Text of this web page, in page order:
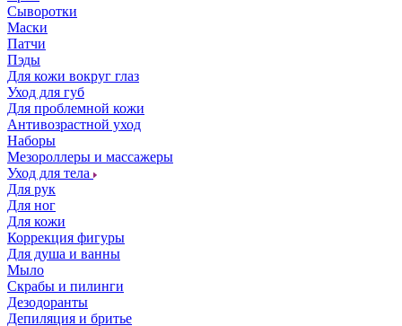
Сыворотки
Маски
Патчи
Пэды
Для кожи вокруг глаз
Уход для губ
Для проблемной кожи
Антивозрастной уход
Наборы
Мезороллеры и массажеры
Уход для тела
Для рук
Для ног
Для кожи
Коррекция фигуры
Для душа и ванны
Мыло
Скрабы и пилинги
Дезодоранты
Депиляция и бритье